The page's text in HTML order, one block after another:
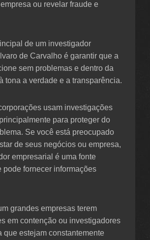
ou revelar fraude e
de um investigador
de Carvalho é garantir que a
sem problemas e dentro da
tona a verdade e a transparência.
usam investigações
para proteger do
Se você está preocupado
de seus negócios ou empresa,
empresarial é uma fonte
pode fornecer informações
grandes empresas terem
em contenção ou investigadores
que estejam constantemente